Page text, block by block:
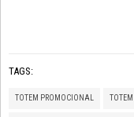
TAGS:
TOTEM PROMOCIONAL